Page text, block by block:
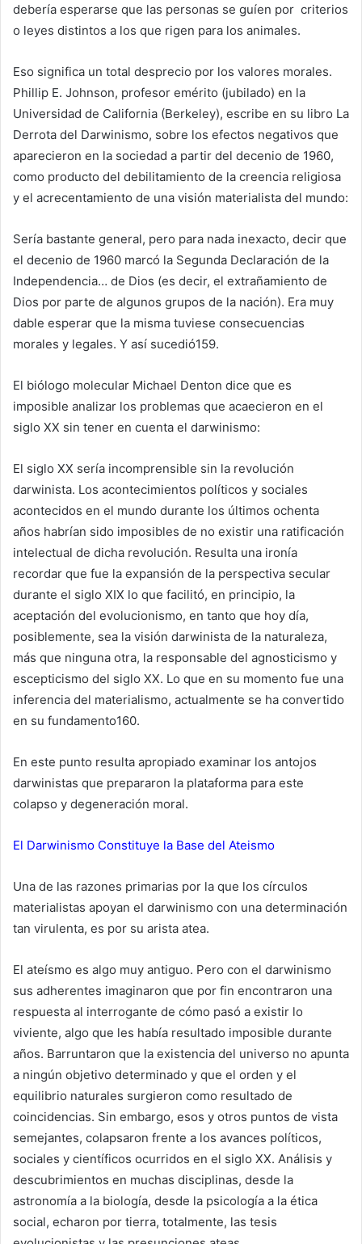
debería esperarse que las personas se guíen por criterios
o leyes distintos a los que rigen para los animales.
Eso significa un total desprecio por los valores morales.
Phillip E. Johnson, profesor emérito (jubilado) en la
Universidad de California (Berkeley), escribe en su libro La
Derrota del Darwinismo, sobre los efectos negativos que
aparecieron en la sociedad a partir del decenio de 1960,
como producto del debilitamiento de la creencia religiosa
y el acrecentamiento de una visión materialista del mundo:
Sería bastante general, pero para nada inexacto, decir que
el decenio de 1960 marcó la Segunda Declaración de la
Independencia… de Dios (es decir, el extrañamiento de
Dios por parte de algunos grupos de la nación). Era muy
dable esperar que la misma tuviese consecuencias
morales y legales. Y así sucedió159.
El biólogo molecular Michael Denton dice que es
imposible analizar los problemas que acaecieron en el
siglo XX sin tener en cuenta el darwinismo:
El siglo XX sería incomprensible sin la revolución
darwinista. Los acontecimientos políticos y sociales
acontecidos en el mundo durante los últimos ochenta
años habrían sido imposibles de no existir una ratificación
intelectual de dicha revolución. Resulta una ironía
recordar que fue la expansión de la perspectiva secular
durante el siglo XIX lo que facilitó, en principio, la
aceptación del evolucionismo, en tanto que hoy día,
posiblemente, sea la visión darwinista de la naturaleza,
más que ninguna otra, la responsable del agnosticismo y
escepticismo del siglo XX. Lo que en su momento fue una
inferencia del materialismo, actualmente se ha convertido
en su fundamento160.
En este punto resulta apropiado examinar los antojos
darwinistas que prepararon la plataforma para este
colapso y degeneración moral.
El Darwinismo Constituye la Base del Ateismo
Una de las razones primarias por la que los círculos
materialistas apoyan el darwinismo con una determinación
tan virulenta, es por su arista atea.
El ateísmo es algo muy antiguo. Pero con el darwinismo
sus adherentes imaginaron que por fin encontraron una
respuesta al interrogante de cómo pasó a existir lo
viviente, algo que les había resultado imposible durante
años. Barruntaron que la existencia del universo no apunta
a ningún objetivo determinado y que el orden y el
equilibrio naturales surgieron como resultado de
coincidencias. Sin embargo, esos y otros puntos de vista
semejantes, colapsaron frente a los avances políticos,
sociales y científicos ocurridos en el siglo XX. Análisis y
descubrimientos en muchas disciplinas, desde la
astronomía a la biología, desde la psicología a la ética
social, echaron por tierra, totalmente, las tesis